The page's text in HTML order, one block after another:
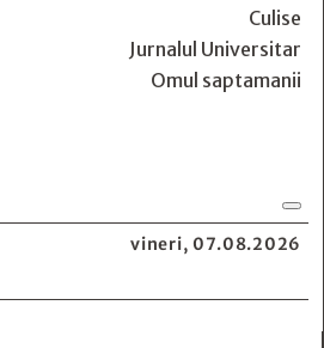
Culise
Jurnalul Universitar
Omul saptamanii
vineri, 07.08.2026